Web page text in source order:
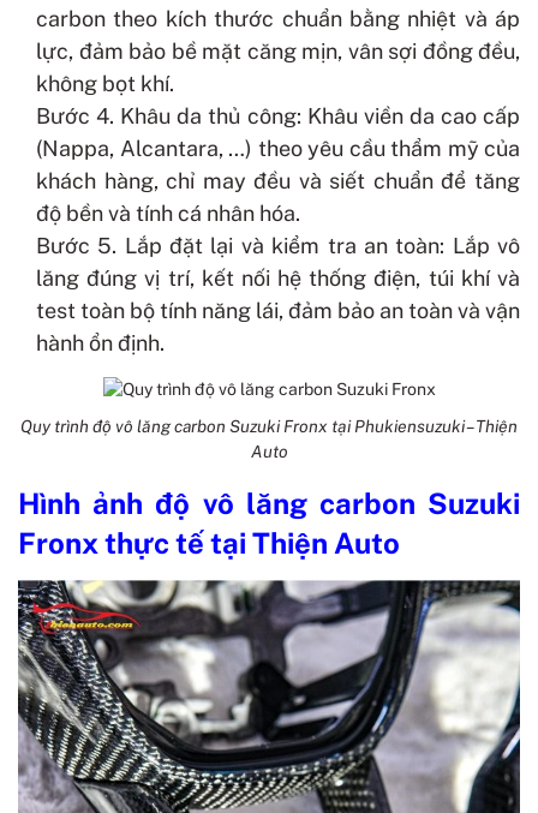
carbon theo kích thước chuẩn bằng nhiệt và áp
lực, đảm bảo bề mặt căng mịn, vân sợi đồng đều,
không bọt khí.
Bước 4. Khâu da thủ công: Khâu viền da cao cấp
(Nappa, Alcantara, …) theo yêu cầu thẩm mỹ của
khách hàng, chỉ may đều và siết chuẩn để tăng
độ bền và tính cá nhân hóa.
Bước 5. Lắp đặt lại và kiểm tra an toàn: Lắp vô
lăng đúng vị trí, kết nối hệ thống điện, túi khí và
test toàn bộ tính năng lái, đảm bảo an toàn và vận
hành ổn định.
Quy trình độ vô lăng carbon Suzuki Fronx tại Phukiensuzuki – Thiện
Auto
Hình ảnh độ vô lăng carbon Suzuki
Fronx thực tế tại Thiện Auto